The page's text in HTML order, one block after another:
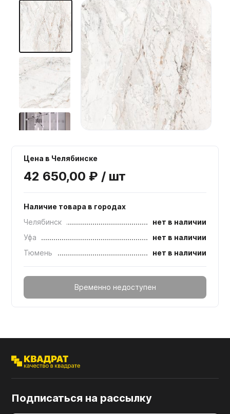
Мебельные образцы, каталоги
Цена в Челябинске
42 650,00 ₽ / шт
Наличие товара в городах
Челябинск
нет в наличии
Уфа
нет в наличии
Тюмень
нет в наличии
Временно недоступен
Подписаться на рассылку